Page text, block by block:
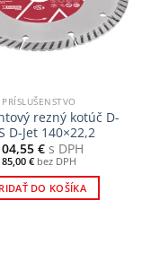
PRÍSLUŠENSTVO
rezný kotúč D-
D-Jet 140×22,2
€ s DPH
85,00 € bez DPH
DO KOŠÍKA